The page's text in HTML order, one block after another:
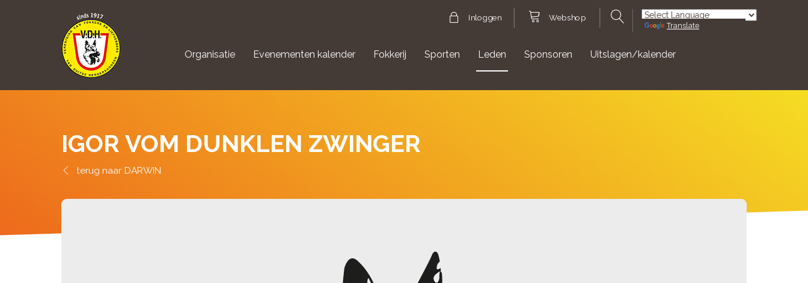
Inloggen Webshop
Powered by
Translate
Organisatie Evenementen kalender Fokkerij Sporten Leden Sponsoren Uitslagen/kalender
IGOR VOM DUNKLEN ZWINGER
DARWIN